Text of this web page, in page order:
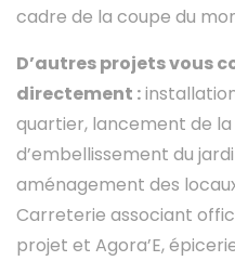
cadre de la coupe du
D’autres projets vous
directement :
quartier, lancement de
d’embellissement du
aménagement des
Carreterie associant
projet et Agora’E,